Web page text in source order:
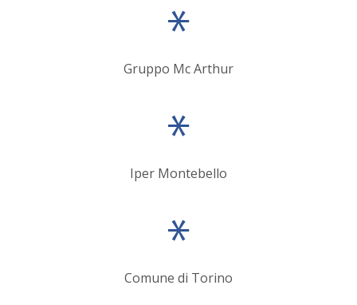
Gruppo Mc Arthur
Iper Montebello
Comune di Torino